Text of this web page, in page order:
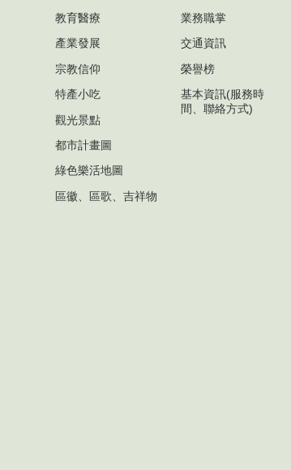
教育醫療
產業發展
宗教信仰
特產小吃
觀光景點
都市計畫圖
綠色樂活地圖
區徽、區歌、吉祥物
業務職掌
交通資訊
榮譽榜
基本資訊(服務時
間、聯絡方式)